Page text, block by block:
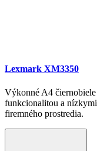
Lexmark XM3350
Výkonné A4
funkcionalitou a
firemného prostredia.